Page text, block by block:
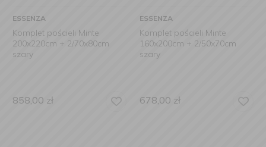
ESSENZA
Komplet pościeli Minte
200x220cm + 2/70x80cm
szary
858,00 zł
ESSENZA
Komplet pościeli Minte
160x200cm + 2/50x70cm
szary
678,00 zł